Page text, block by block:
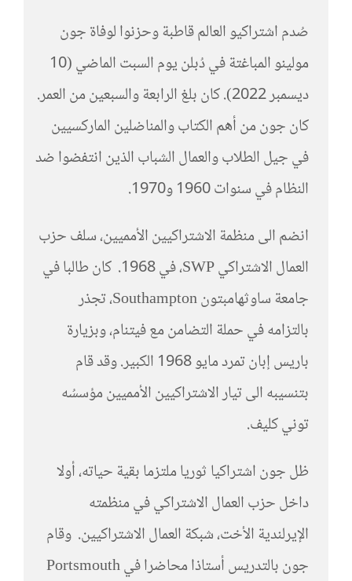
صُدم اشتراكيو العالم قاطبة وحزنوا لوفاة جون
مولينو المباغتة في دُبلن يوم السبت الماضي (10
ديسمبر 2022). كان بلغ الرابعة والسبعين من العمر.
كان جون من أهم الكتاب والمناضلين الماركسيين
في جيل الطلاب والعمال الشباب الذين انتفضوا ضد
النظام في سنوات 1960 و1970.
انضم الى منظمة الاشتراكيين الأمميين، سلف حزب
العمال الاشتراكي SWP، في 1968. كان طالبا في
جامعة ساوثهامبتون Southampton، تجذر
بالتزامه في حملة التضامن مع فيتنام، وبزيارة
باريس إبان تمرد مايو 1968 الكبير. وقد قام
بتنسيبه الى تيار الاشتراكيين الأمميين مؤسسُه
توني كليف.
ظل جون اشتراكيا ثوريا ملتزما بقية حياته، أولا
داخل حزب العمال الاشتراكي في منظمته
الإيرلندية الأخت، شبكة العمال الاشتراكيين. وقام
جون بالتدريس أستاذا محاضرا في Portsmouth